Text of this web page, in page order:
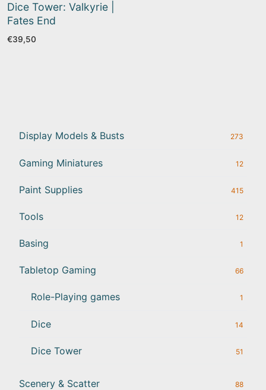
Dice Tower: Valkyrie |
Fates End
€39,50
Display Models & Busts 273
Gaming Miniatures 12
Paint Supplies 415
Tools 12
Basing 1
Tabletop Gaming 66
Role-Playing games 1
Dice 14
Dice Tower 51
Scenery & Scatter 88